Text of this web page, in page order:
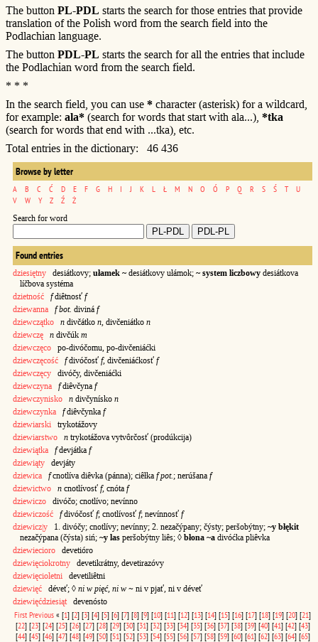
The button PL-PDL starts the search for those entries that provide
translation of the Polish word from the search field into the
Podlachian language.
The button PDL-PL starts the search for all the entries that include
the Podlachian word from the search field.
* * *
In the search field, you can use * character (asterisk) for a wildcard,
for example: ala* (search for words that start with ala...), *tka
(search for words that end with ...tka), etc.
Total entries in the dictionary: 46 436
Browse by letter
A B C Ć D E F G H I J K L Ł M N O Ó P Q R S Ś T
U
V
W Y Z Ź Ż
Search for word
Found entries
dziesiętny desiátkovy; ułamek ~ desiátkovy ułámok; ~ system liczbowy desiátkova
líčbova systéma
dzietność
fdiêtnosť f
dziewanna
f bot. diviná f
dziewczątko
n divčátko n , divčeniátko n
dziewczę
n divčúk m
dziewczęco po-divóčomu, po-divčeniáćki
dziewczęcość
fdivóčosť f, divčeniáćkosť f
dziewczęcy divóčy, divčeniáćki
dziewczyna
fdiêvčyna f
dziewczynisko
n divčynísko n
dziewczynka
fdiêvčynka f
dziewiarski trykotážovy
dziewiarstwo
n trykotážova vytvôrčosť (prodúkcija)
dziewiątka
fdevjátka f
dziewiąty devjáty
dziewica
fcnotlíva diêvka (pánna); ciêłka f pot. ; nerúšana f
dziewictwo
n cnotlívosť f, cnóta f
dziewiczo divóčo; cnotlívo; nevínno
dziewiczość
fdivóčosť f; cnotlívosť f; nevínnosť f
dziewicz|y 1. divóčy; cnotlívy; nevínny; 2. nezačýpany; čýsty; peršobýtny; ~y błękit
nezačýpana (čýsta) siń; ~y las peršobýtny liês; ◊ błona ~a divóćka pliêvka
dziewiecioro devetióro
dziewięciokrotny devetikrátny, devetirazóvy
dziewięcioletni devetiliêtni
dziewięć déveť; ◊ ni w pięć, ni w ~ ni v pjať, ni v déveť
dziewięćdziesiąt devenósto
First Previous « [1] [2] [3] [4] [5] [6] [7] [8] [9] [10] [11] [12] [13] [14] [15] [16] [17] [18] [19] [20] [21]
[22] [23] [24] [25] [26] [27] [28] [29] [30] [31] [32] [33] [34] [35] [36] [37] [38] [39] [40] [41] [42] [43]
[44] [45] [46] [47] [48] [49] [50] [51] [52] [53] [54] [55] [56] [57] [58] [59] [60] [61] [62] [63] [64] [65]